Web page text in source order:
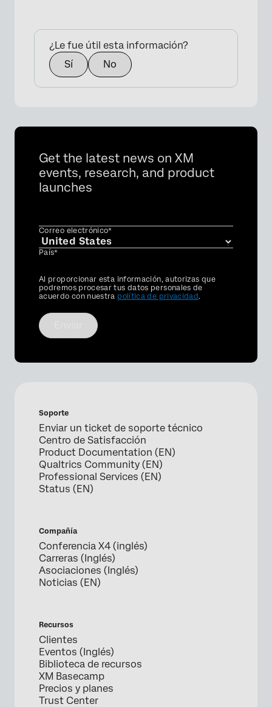
×
¿Le fue útil esta información?
Sí
No
Get the latest news on XM
events, research, and product
launches
Correo electrónico*
País*
Privacy
Optin
Al proporcionar esta información, autorizas que
podremos procesar tus datos personales de
acuerdo con nuestra política de privacidad.
Soporte
Enviar un ticket de soporte técnico
Centro de Satisfacción
Product Documentation (EN)
Qualtrics Community (EN)
Professional Services (EN)
Status (EN)
Compañía
Conferencia X4 (inglés)
Carreras (Inglés)
Asociaciones (Inglés)
Noticias (EN)
Recursos
Clientes
Eventos (Inglés)
Biblioteca de recursos
XM Basecamp
Precios y planes
Trust Center